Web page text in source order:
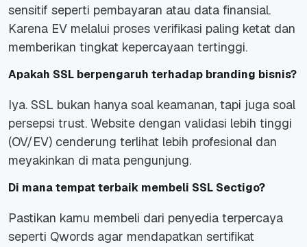
sensitif seperti pembayaran atau data finansial.
Karena EV melalui proses verifikasi paling ketat dan
memberikan tingkat kepercayaan tertinggi.
Apakah SSL berpengaruh terhadap branding bisnis?
Iya. SSL bukan hanya soal keamanan, tapi juga soal
persepsi trust. Website dengan validasi lebih tinggi
(OV/EV) cenderung terlihat lebih profesional dan
meyakinkan di mata pengunjung.
Di mana tempat terbaik membeli SSL Sectigo?
Pastikan kamu membeli dari penyedia terpercaya
seperti Qwords agar mendapatkan sertifikat